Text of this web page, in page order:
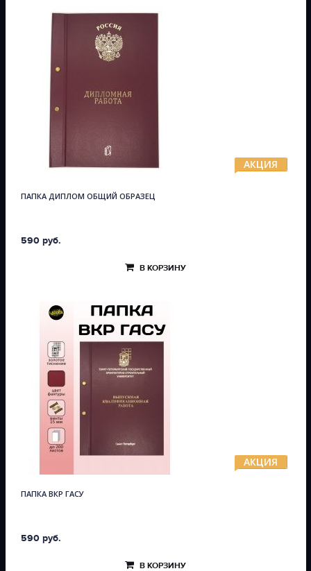
АКЦИЯ
ПАПКА ДИПЛОМ ОБЩИЙ ОБРАЗЕЦ
590 руб.
В КОРЗИНУ
АКЦИЯ
ПАПКА ВКР ГАСУ
590 руб.
В КОРЗИНУ